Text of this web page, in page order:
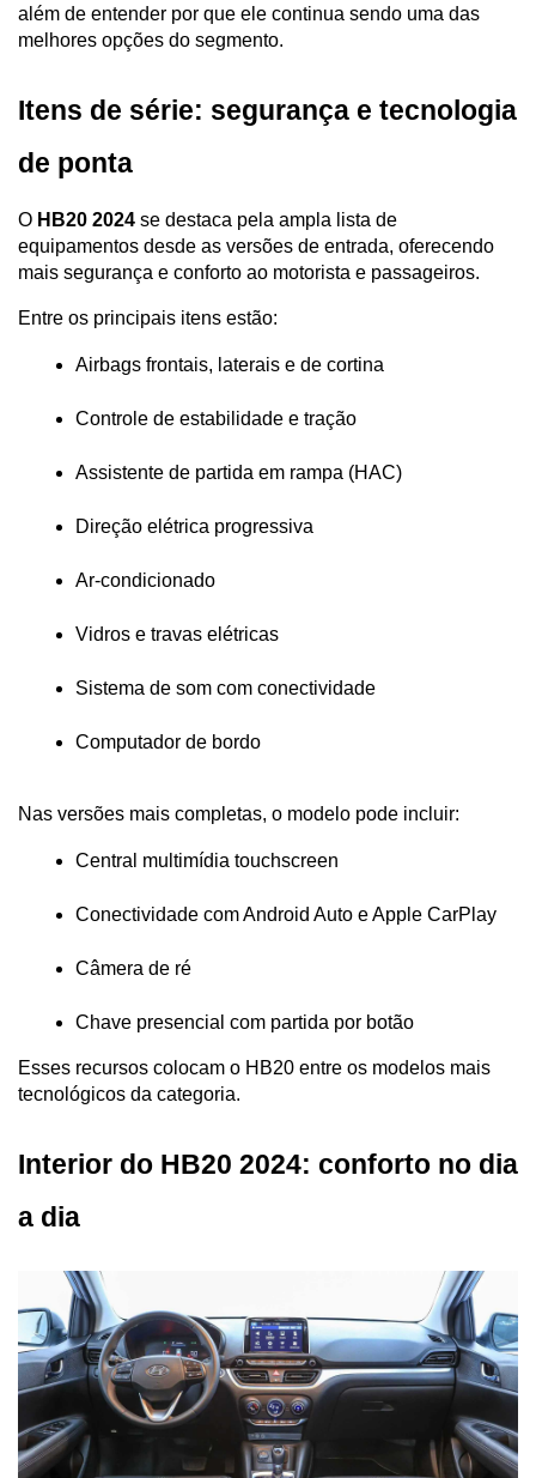
além de entender por que ele continua sendo uma das
melhores opções do segmento.
Itens de série: segurança e tecnologia
de ponta
O HB20 2024 se destaca pela ampla lista de
equipamentos desde as versões de entrada, oferecendo
mais segurança e conforto ao motorista e passageiros.
Entre os principais itens estão:
Airbags frontais, laterais e de cortina
Controle de estabilidade e tração
Assistente de partida em rampa (HAC)
Direção elétrica progressiva
Ar-condicionado
Vidros e travas elétricas
Sistema de som com conectividade
Computador de bordo
Nas versões mais completas, o modelo pode incluir:
Central multimídia touchscreen
Conectividade com Android Auto e Apple CarPlay
Câmera de ré
Chave presencial com partida por botão
Esses recursos colocam o HB20 entre os modelos mais
tecnológicos da categoria.
Interior do HB20 2024: conforto no dia
a dia